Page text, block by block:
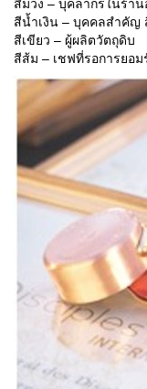
สีน้ำเงิน – บุคคลสำคัญ
สีเขียว – ผู้ผลิตวัตถุดิบ
สีส้ม – เชฟที่รอการยอ